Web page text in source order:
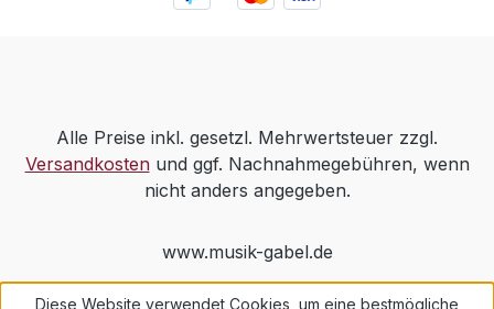
Alle Preise inkl. gesetzl. Mehrwertsteuer zzgl.
Versandkostenund ggf. Nachnahmegebühren, wenn
nicht anders angegeben.
www.musik-gabel.de
Diese Website verwendet Cookies, um eine bestmögliche